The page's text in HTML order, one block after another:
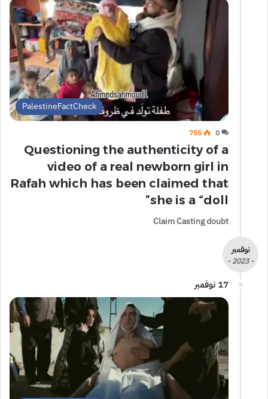
PalestineFactCheck
0
755
Questioning the authenticity of a
video of a real newborn girl in
Rafah which has been claimed that
she is a “doll”
Claim Casting doubt
نوفمبر
- 2023 -
17 نوفمبر